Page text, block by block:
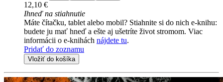
12,10 €
Ihneď na stiahnutie
Máte čítačku, tablet alebo mobil? Stiahnite si do nich e-knihu:
budete ju mať hneď a ešte aj ušetríte život stromom. Viac
informácii o e-knihách nájdete tu.
Pridať do zoznamu
Vložiť do košíka